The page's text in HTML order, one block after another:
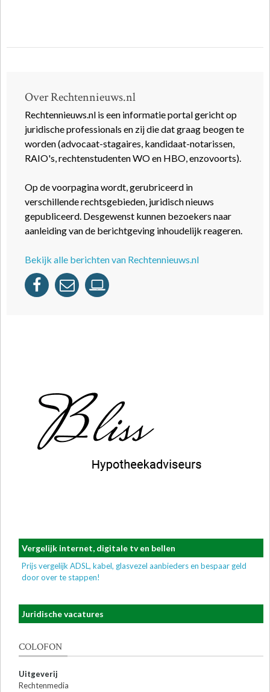
Over Rechtennieuws.nl
Rechtennieuws.nl is een informatie portal gericht op
juridische professionals en zij die dat graag beogen te
worden (advocaat-stagaires, kandidaat-notarissen,
RAIO's, rechtenstudenten WO en HBO, enzovoorts).
Op de voorpagina wordt, gerubriceerd in
verschillende rechtsgebieden, juridisch nieuws
gepubliceerd. Desgewenst kunnen bezoekers naar
aanleiding van de berichtgeving inhoudelijk reageren.
Bekijk alle berichten van Rechtennieuws.nl
Vergelijk internet, digitale tv en bellen
Prijs vergelijk ADSL, kabel, glasvezel aanbieders en bespaar geld
door over te stappen!
Juridische vacatures
COLOFON
Uitgeverij
Rechtenmedia